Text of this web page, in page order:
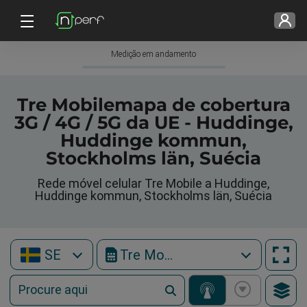
Medição em andamento
Tre Mobilemapa de cobertura
3G / 4G / 5G da UE - Huddinge,
Huddinge kommun,
Stockholms län, Suécia
Rede móvel celular Tre Mobile a Huddinge,
Huddinge kommun, Stockholms län, Suécia
SE Tre Mobile